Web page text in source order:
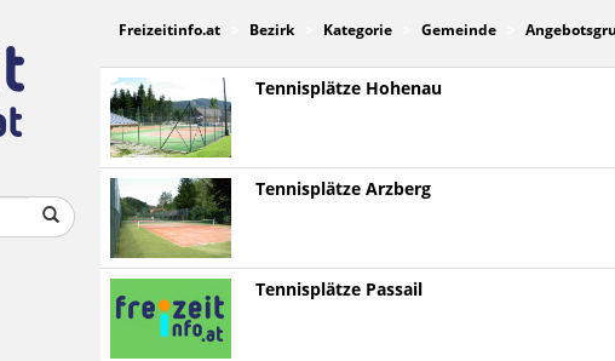
Freizeitinfo.at Bezirk Kategorie Gemeinde
Tennisplätze Hohenau
Tennisplätze Arzberg
Tennisplätze Passail